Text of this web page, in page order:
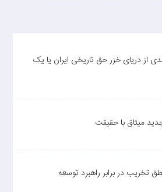
درصدی از دریای خزر حق تاریخی ایران یا یک
میثاق با حقیقت
تخریب در برابر راهبرد توسعه